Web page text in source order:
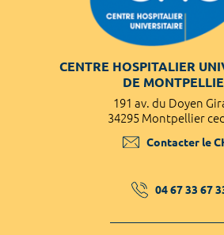
CENTRE HOSPITALIER
DE
191 av. du Doyen
34295 Montpellier
Contacter le
04 67 33 67